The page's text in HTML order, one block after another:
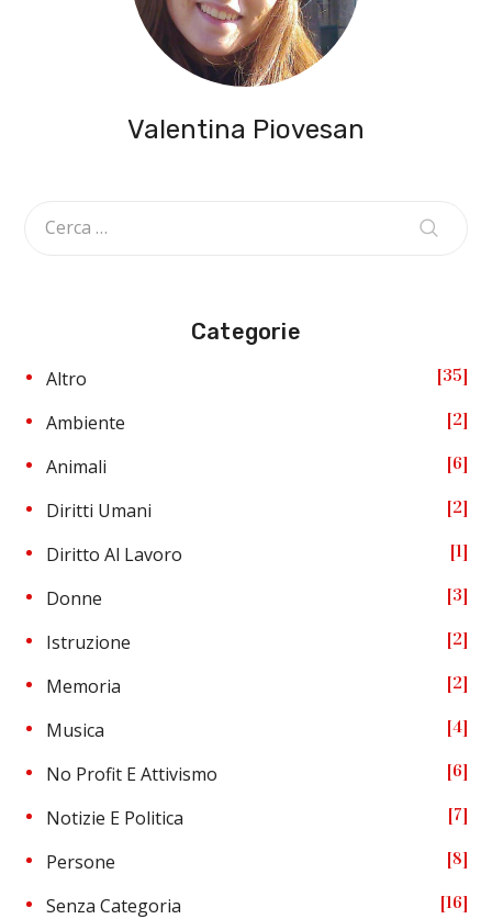
Valentina Piovesan
Categorie
Altro 35
Ambiente 2
Animali 6
Diritti Umani 2
Diritto Al Lavoro 1
Donne 3
Istruzione 2
Memoria 2
Musica 4
No Profit E Attivismo 6
Notizie E Politica 7
Persone 8
Senza Categoria 16